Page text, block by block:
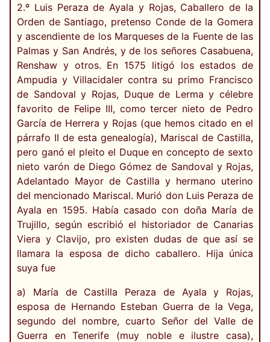
2.º Luis Peraza de Ayala y Rojas, Caballero de la
Orden de Santiago, pretenso Conde de la Gomera
y ascendiente de los Marqueses de la Fuente de las
Palmas y San Andrés, y de los señores Casabuena,
Renshaw y otros. En 1575 litigó los estados de
Ampudia y Villacidaler contra su primo Francisco
de Sandoval y Rojas, Duque de Lerma y célebre
favorito de Felipe III, como tercer nieto de Pedro
García de Herrera y Rojas (que hemos citado en el
párrafo II de esta genealogía), Mariscal de Castilla,
pero ganó el pleito el Duque en concepto de sexto
nieto varón de Diego Gómez de Sandoval y Rojas,
Adelantado Mayor de Castilla y hermano uterino
del mencionado Mariscal. Murió don Luis Peraza de
Ayala en 1595. Había casado con doña María de
Trujillo, según escribió el historiador de Canarias
Viera y Clavijo, pro existen dudas de que así se
llamara la esposa de dicho caballero. Hija única
suya fue
a) María de Castilla Peraza de Ayala y Rojas,
esposa de Hernando Esteban Guerra de la Vega,
segundo del nombre, cuarto Señor del Valle de
Guerra en Tenerife (muy noble e ilustre casa),